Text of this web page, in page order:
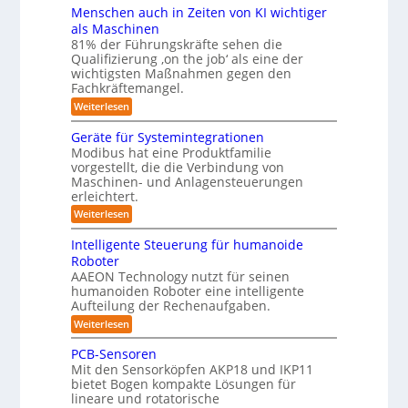
ü
r
R
o
b
o
t
i
k
u
n
d
L
g
i
s
t
i
k
ä
u
m
e
b
i
s
S
O
-
K
l
s
e
5
z
e
r
t
i
v
o
n
m
i
l
i
t
ä
r
i
s
c
h
e
r
B
o
e
r
o
b
o
t
i
k
o
n
e
n
-
S
c
h
w
i
ß
c
o
b
o
t
ä
s
e
n
t
a
t
i
o
n
v
o
n
E
n
c
y
.
Menschen auch in Zeiten von KI wichtiger
als Maschinen
81% der Führungskräfte sehen die
Qualifizierung ‚on the job‘ als eine der
wichtigsten Maßnahmen gegen den
Fachkräftemangel.
Weiterlesen:
M
n
s
c
h
e
n
a
u
c
n
Z
e
i
t
n
v
o
n
Geräte für Systemintegrationen
Modibus hat eine Produktfamilie
vorgestellt, die die Verbindung von
Maschinen- und Anlagensteuerungen
erleichtert.
Weiterlesen:
G
e
r
t
e
f
ü
r
S
y
s
t
e
m
Intelligente Steuerung für humanoide
Roboter
AAEON Technology nutzt für seinen
humanoiden Roboter eine intelligente
Aufteilung der Rechenaufgaben.
Weiterlesen:
I
t
e
l
l
PCB-Sensoren
Mit den Sensorköpfen AKP18 und IKP11
bietet Bogen kompakte Lösungen für
lineare und rotatorische